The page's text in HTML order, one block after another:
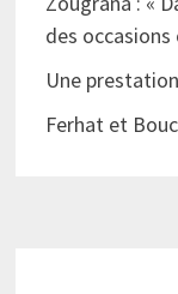
des
Une
Ferhat et